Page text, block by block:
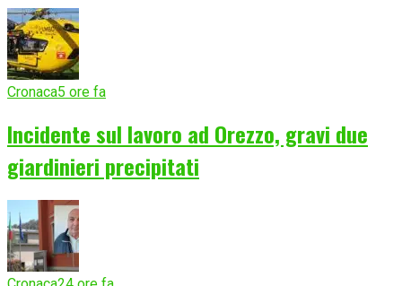
Cronaca5 ore fa
Incidente sul lavoro ad Orezzo, gravi due
giardinieri precipitati